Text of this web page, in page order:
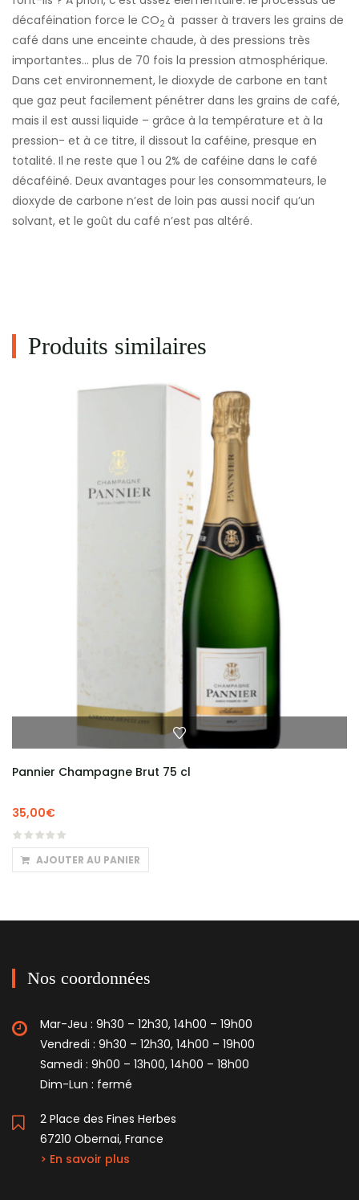
décaféination force le CO2 à passer à travers les grains de
café dans une enceinte chaude, à des pressions très
importantes… plus de 70 fois la pression atmosphérique.
Dans cet environnement, le dioxyde de carbone en tant
que gaz peut facilement pénétrer dans les grains de café,
mais il est aussi liquide – grâce à la température et à la
pression- et à ce titre, il dissout la caféine, presque en
totalité. Il ne reste que 1 ou 2% de caféine dans le café
décaféiné. Deux avantages pour les consommateurs, le
dioxyde de carbone n’est de loin pas aussi nocif qu’un
solvant, et le goût du café n’est pas altéré.
Produits similaires
Pannier Champagne Brut 75 cl
35,00€
AJOUTER AU PANIER
Nos coordonnées
Mar-Jeu : 9h30 – 12h30, 14h00 – 19h00
Vendredi : 9h30 – 12h30, 14h00 – 19h00
Samedi : 9h00 – 13h00, 14h00 – 18h00
Dim-Lun : fermé
2 Place des Fines Herbes
67210 Obernai, France
> En savoir plus